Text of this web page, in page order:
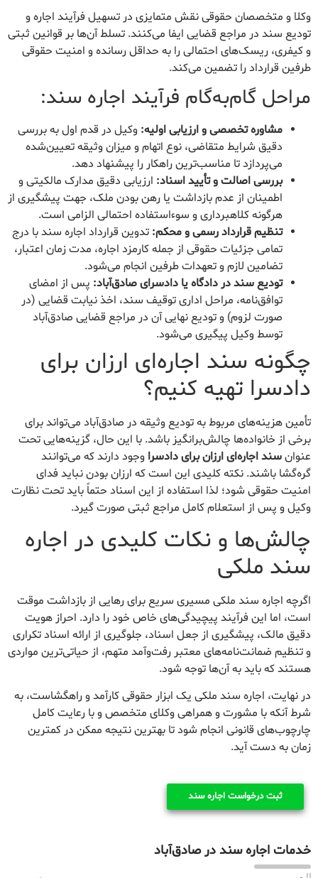
وکلا و متخصصان حقوقی نقش متمایزی در تسهیل فرآیند اجاره و
تودیع سند در مراجع قضایی ایفا می‌کنند. تسلط آن‌ها بر قوانین ثبتی
و کیفری، ریسک‌های احتمالی را به حداقل رسانده و امنیت حقوقی
طرفین قرارداد را تضمین می‌کند.
مراحل گام‌به‌گام فرآیند اجاره سند:
مشاوره تخصصی و ارزیابی اولیه: وکیل در قدم اول به بررسی
دقیق شرایط متقاضی، نوع اتهام و میزان وثیقه تعیین‌شده
می‌پردازد تا مناسب‌ترین راهکار را پیشنهاد دهد.
بررسی اصالت و تأیید اسناد: ارزیابی دقیق مدارک مالکیتی و
اطمینان از عدم بازداشت یا رهن بودن ملک، جهت پیشگیری از
هرگونه کلاهبرداری و سوءاستفاده احتمالی الزامی است.
تنظیم قرارداد رسمی و محکم: تدوین قرارداد اجاره سند با درج
تمامی جزئیات حقوقی از جمله کارمزد اجاره، مدت زمان اعتبار،
تضامین لازم و تعهدات طرفین انجام می‌شود.
تودیع سند در دادگاه یا دادسرای صادق‌آباد: پس از امضای
توافق‌نامه، مراحل اداری توقیف سند، اخذ نیابت قضایی (در
صورت لزوم) و تودیع نهایی آن در مراجع قضایی صادق‌آباد
توسط وکیل پیگیری می‌شود.
چگونه سند اجاره‌ای ارزان برای
دادسرا تهیه کنیم؟
تأمین هزینه‌های مربوط به تودیع وثیقه در صادق‌آباد می‌تواند برای
برخی از خانواده‌ها چالش‌برانگیز باشد. با این حال، گزینه‌هایی تحت
عنوانسند اجاره‌ای ارزان برای دادسرا وجود دارند که می‌توانند
گره‌گشا باشند. نکته کلیدی این است که ارزان بودن نباید فدای
امنیت حقوقی شود؛ لذا استفاده از این اسناد حتماً باید تحت نظارت
وکیل و پس از استعلام کامل مراجع ثبتی صورت گیرد.
چالش‌ها و نکات کلیدی در اجاره
سند ملکی
اگرچه اجاره سند ملکی مسیری سریع برای رهایی از بازداشت موقت
است، اما این فرآیند پیچیدگی‌های خاص خود را دارد. احراز هویت
دقیق مالک، پیشگیری از جعل اسناد، جلوگیری از ارائه اسناد تکراری
و تنظیم ضمانت‌نامه‌های معتبر رفت‌وآمد متهم، از حیاتی‌ترین مواردی
هستند که باید به آن‌ها توجه شود.
در نهایت، اجاره سند ملکی یک ابزار حقوقی کارآمد و راهگشاست، به
شرط آنکه با مشورت و همراهی وکلای متخصص و با رعایت کامل
چارچوب‌های قانونی انجام شود تا بهترین نتیجه ممکن در کمترین
زمان به دست آید.
ثبت درخواست اجاره سند
خدمات اجاره سند در صادق‌آباد